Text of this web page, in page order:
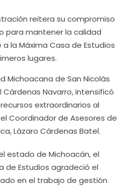
reitera su compromiso
para mantener la calidad
la Máxima Casa de Estudios
lugares.
Michoacana de San Nicolás
Cárdenas Navarro, intensificó
extraordinarios al
Coordinador de Asesores de
Lázaro Cárdenas Batel.
estado de Michoacán, el
de Estudios agradeció el
en el trabajo de gestión